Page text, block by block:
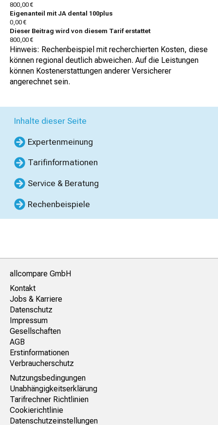
800,00 €
Eigenanteil mit JA dental 100plus
0,00 €
Dieser Beitrag wird von diesem Tarif erstattet
800,00 €
Hinweis: Rechenbeispiel mit recherchierten Kosten, diese
können regional deutlich abweichen. Auf die Leistungen
können Kostenerstattungen anderer Versicherer
angerechnet sein.
Inhalte dieser Seite
Expertenmeinung
Tarifinformationen
Service & Beratung
Rechenbeispiele
allcompare GmbH
Kontakt
Jobs & Karriere
Datenschutz
Impressum
Gesellschaften
AGB
Erstinformationen
Verbraucherschutz
Nutzungsbedingungen
Unabhängigkeitserklärung
Tarifrechner Richtlinien
Cookierichtlinie
Datenschutzeinstellungen